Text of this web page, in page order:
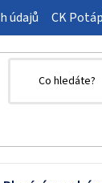
údajů CK